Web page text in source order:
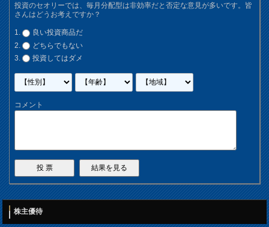
投資のセオリーでは、毎月分配型は非効率だと否定な意見が多いです。皆
さんはどうお考えですか？
良い投資商品だ
どちらでもない
投資してはダメ
コメント
株主優待